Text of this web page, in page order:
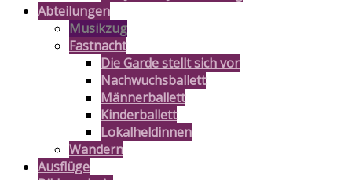
Abteilungen
Musikzug
Fastnacht
Die Garde stellt sich vor
Nachwuchsballett
Männerballett
Kinderballett
Lokalheldinnen
Wandern
Ausflüge